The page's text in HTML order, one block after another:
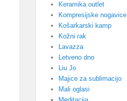
Keramika outlet
Kompresijske nogavice
Košarkarski kamp
Kožni rak
Lavazza
Letveno dno
Liu Jo
Majice za sublimacijo
Mali oglasi